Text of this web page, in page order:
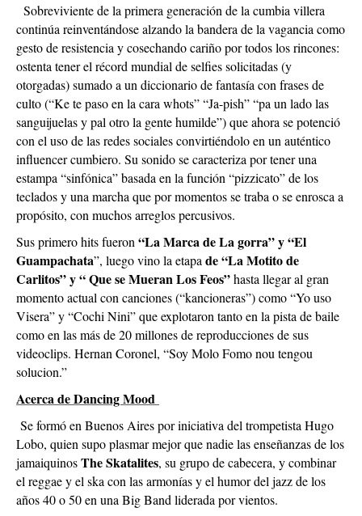
Sobreviviente de la primera generación de la cumbia villera
continúa reinventándose alzando la bandera de la vagancia como
gesto de resistencia y cosechando cariño por todos los rincones:
ostenta tener el récord mundial de selfies solicitadas (y
otorgadas) sumado a un diccionario de fantasía con frases de
culto (“Ke te paso en la cara whots” “Ja-pish” “pa un lado las
sanguijuelas y pal otro la gente humilde”) que ahora se potenció
con el uso de las redes sociales convirtiéndolo en un auténtico
influencer cumbiero. Su sonido se caracteriza por tener una
estampa “sinfónica” basada en la función “pizzicato” de los
teclados y una marcha que por momentos se traba o se enrosca a
propósito, con muchos arreglos percusivos.
Sus primero hits fueron “La Marca de La gorra” y “El
Guampachata”, luego vino la etapa de “La Motito de
Carlitos” y “ Que se Mueran Los Feos”hasta llegar al gran
momento actual con canciones (“kancioneras”) como “Yo uso
Visera” y “Cochi Nini” que explotaron tanto en la pista de baile
como en las más de 20 millones de reproducciones de sus
videoclips. Hernan Coronel, “Soy Molo Fomo nou tengou
solucion.”
Acerca de Dancing Mood
Se formó en Buenos Aires por iniciativa del trompetista Hugo
Lobo, quien supo plasmar mejor que nadie las enseñanzas de los
jamaiquinosThe Skatalites, su grupo de cabecera, y combinar
el reggae y el ska con las armonías y el humor del jazz de los
años 40 o 50 en una Big Band liderada por vientos.